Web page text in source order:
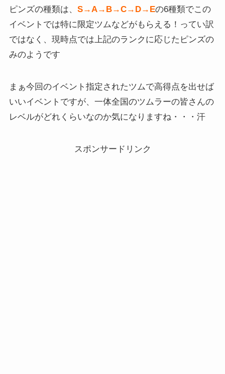
ピンズの種類は、 S→A→B→C→D→Eの6種類でこの
イベントでは特に限定ツムなどがもらえる！ってい訳
ではなく、現時点では上記のランクに応じたピンズの
みのようです
まぁ今回のイベント指定されたツムで高得点を出せば
いいイベントですが、一体全国のツムラーの皆さんの
レベルがどれくらいなのか気になりますね・・・汗
スポンサードリンク